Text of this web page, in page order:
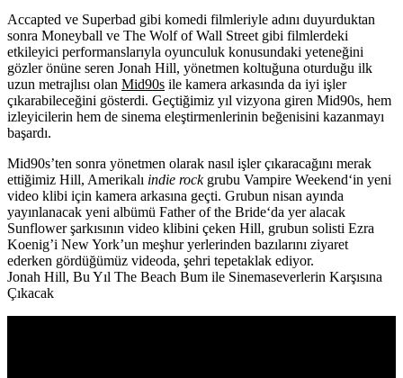
Accapted ve Superbad gibi komedi filmleriyle adını duyurduktan
sonra Moneyball ve The Wolf of Wall Street gibi filmlerdeki
etkileyici performanslarıyla oyunculuk konusundaki yeteneğini
gözler önüne seren Jonah Hill, yönetmen koltuğuna oturduğu ilk
uzun metrajlısı olan Mid90s ile kamera arkasında da iyi işler
çıkarabileceğini gösterdi. Geçtiğimiz yıl vizyona giren Mid90s, hem
izleyicilerin hem de sinema eleştirmenlerinin beğenisini kazanmayı
başardı.
Mid90s’ten sonra yönetmen olarak nasıl işler çıkaracağını merak
ettiğimiz Hill, Amerikalı indie rockgrubu Vampire Weekend‘in yeni
video klibi için kamera arkasına geçti. Grubun nisan ayında
yayınlanacak yeni albümü Father of the Bride‘da yer alacak
Sunflowerşarkısının video klibini çeken Hill, grubun solisti Ezra
Koenig’i New York’un meşhur yerlerinden bazılarını ziyaret
ederken gördüğümüz videoda, şehri tepetaklak ediyor.
Jonah Hill, Bu Yıl The Beach Bum ile Sinemaseverlerin Karşısına
Çıkacak